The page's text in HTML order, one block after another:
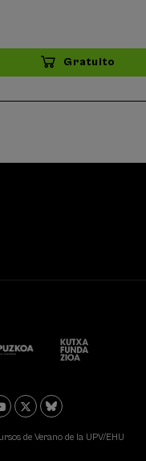
Gratuito
matrícula
de Verano de la UPV/EHU